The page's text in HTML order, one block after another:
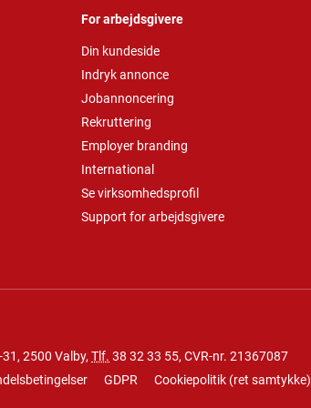
For arbejdsgivere
Din kundeside
Indryk annonce
Jobannoncering
Rekruttering
Employer branding
International
Se virksomhedsprofil
Support for arbejdsgivere
2500 Valby, Tlf. 38 32 33 55, CVR-nr. 21367087
GDPR Cookiepolitik (ret samtykke)